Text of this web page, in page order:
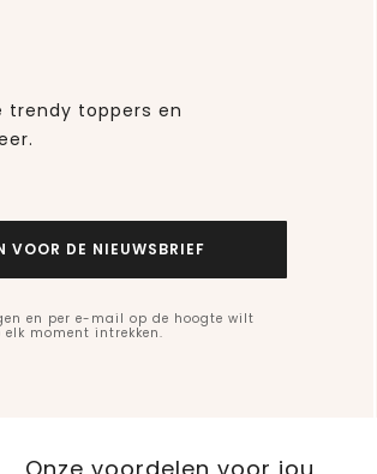
trendy toppers en
VOOR DE NIEUWSBRIEF
en per e-mail op de hoogte wilt
moment intrekken.